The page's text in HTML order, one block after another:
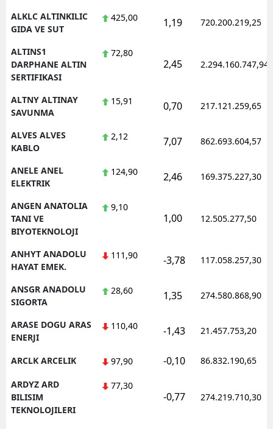
ALKLC ALTINKILIC
GIDA VE SUT
425,00 1,19 720.200.219,25
ALTINS1
DARPHANE ALTIN
SERTIFIKASI
72,80
2,45 2.294.160.747,94
ALTNY ALTINAY
SAVUNMA
15,91 0,70 217.121.259,65
ALVES ALVES
KABLO
2,12 7,07 862.693.604,57
ANELE ANEL
ELEKTRIK
124,90 2,46 169.375.227,30
ANGEN ANATOLIA
TANI VE
BIYOTEKNOLOJI
9,10
1,00 12.505.277,50
ANHYT ANADOLU
HAYAT EMEK.
111,90 -3,78 117.058.257,30
ANSGR ANADOLU
SIGORTA
28,60 1,35 274.580.868,90
ARASE DOGU ARAS
ENERJI
110,40 -1,43 21.457.753,20
ARCLK ARCELIK 97,90 -0,10 86.832.190,65
ARDYZ ARD
BILISIM
TEKNOLOJILERI
77,30
-0,77 274.219.710,30